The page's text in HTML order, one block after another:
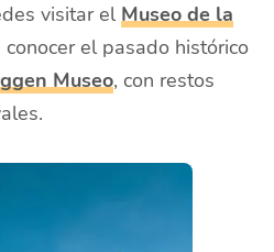
visitar elMuseo de la
conocer el pasado histórico
Museo, con restos